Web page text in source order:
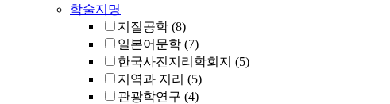
학술지명
지질공학 (8)
일본어문학 (7)
한국사진지리학회지 (5)
지역과 지리 (5)
관광학연구 (4)